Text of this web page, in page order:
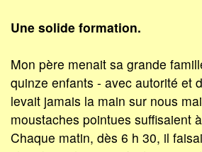
Une solide formation.
Mon père menait sa grande
quinze enfants - avec autorité et
levait jamais la main sur nous
moustaches pointues suffisaient
Chaque matin, dès 6 h 30, il